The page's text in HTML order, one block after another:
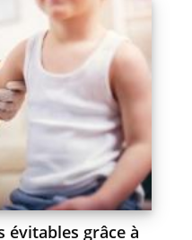
évitables grâce à